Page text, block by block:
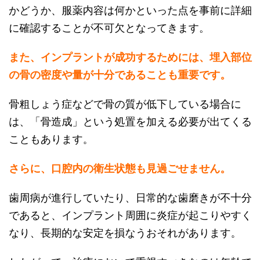
かどうか、服薬内容は何かといった点を事前に詳細
に確認することが不可欠となってきます。
また、インプラントが成功するためには、埋入部位
の骨の密度や量が十分であることも重要です。
骨粗しょう症などで骨の質が低下している場合に
は、「骨造成」という処置を加える必要が出てくる
こともあります。
さらに、口腔内の衛生状態も見過ごせません。
歯周病が進行していたり、日常的な歯磨きが不十分
であると、インプラント周囲に炎症が起こりやすく
なり、長期的な安定を損なうおそれがあります。